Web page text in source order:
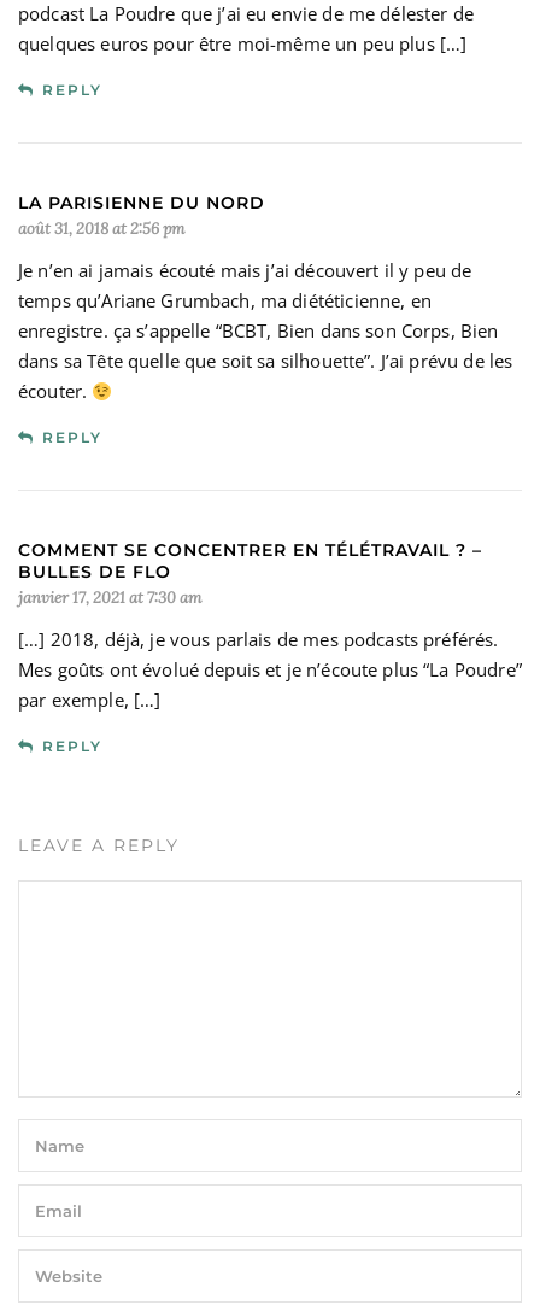
podcast La Poudre que j’ai eu envie de me délester de
quelques euros pour être moi-même un peu plus […]
REPLY
LA PARISIENNE DU NORD
août 31, 2018 at 2:56 pm
Je n’en ai jamais écouté mais j’ai découvert il y peu de
temps qu’Ariane Grumbach, ma diététicienne, en
enregistre. ça s’appelle “BCBT, Bien dans son Corps, Bien
dans sa Tête quelle que soit sa silhouette”. J’ai prévu de les
écouter.
REPLY
COMMENT SE CONCENTRER EN TÉLÉTRAVAIL ? –
BULLES DE FLO
janvier 17, 2021 at 7:30 am
[…] 2018, déjà, je vous parlais de mes podcasts préférés.
Mes goûts ont évolué depuis et je n’écoute plus “La Poudre”
par exemple, […]
REPLY
LEAVE A REPLY